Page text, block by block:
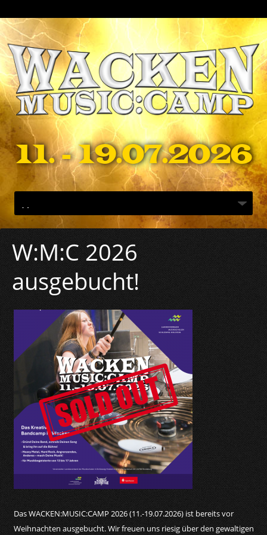
11. - 19.07.2026
W:M:C 2026
ausgebucht!
Das WACKEN:MUSIC:CAMP 2026 (11.-19.07.2026) ist bereits vor
Weihnachten ausgebucht. Wir freuen uns riesig über den gewaltigen